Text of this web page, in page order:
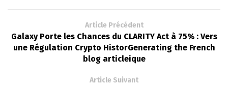
Article Précédent
Galaxy Porte les Chances du CLARITY Act à 75% : Vers
une Régulation Crypto HistorGenerating the French
blog articleique
Article Suivant